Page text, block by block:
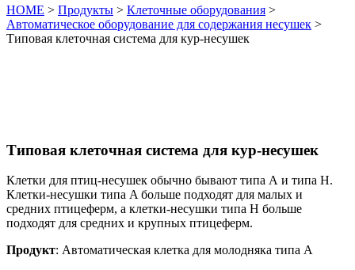
HOME > Продукты > Клеточные оборудования >
Автоматическое оборудование для содержания несушек >
Типовая клеточная система для кур-несушек
Типовая клеточная система для кур-несушек
Клетки для птиц-несушек обычно бывают типа А и типа Н.
Клетки-несушки типа A больше подходят для малых и
средних птицеферм, а клетки-несушки типа H больше
подходят для средних и крупных птицеферм.
Продукт: Автоматическая клетка для молодняка типа А